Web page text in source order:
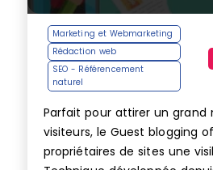
Marketing et Webmarketing
Rédaction web
SEO - Référencement
naturel
Parfait pour attirer un grand
visiteurs, le Guest blogging
propriétaires de sites une